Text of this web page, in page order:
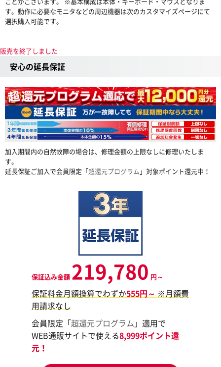
す。動作に必要なモニタなどの周辺機器は次のカスタマイズページにて
選択購入可能です。
販売を終了しました
安心の延長保証
加入期間内の自然故障の場合は、修理金額の上限なしに修理いたしま
す。
延長保証ご加入で会員限定「超還元プログラム 」対象ポイント還元中！
保証込み金額 219,780 円～
保証料金月額換算でわずか555円～ ※月額費
用請求なし
会員限定「超還元プログラム 」適用で
WEB通販サイトで使える8,999ポイント還
元！